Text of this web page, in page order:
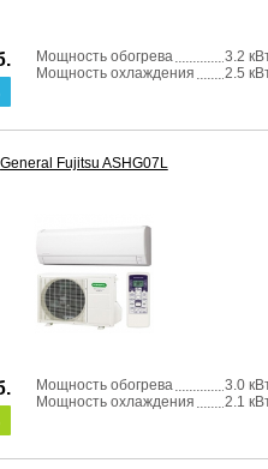
Мощность обогрева
3.2
Мощность охлаждения
2.5
General Fujitsu ASHG07L
Мощность обогрева
3.0
Мощность охлаждения
2.1